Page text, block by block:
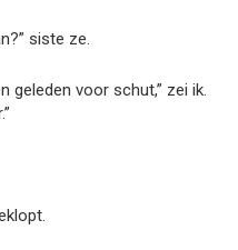
siste ze.
geleden voor schut,” zei ik.